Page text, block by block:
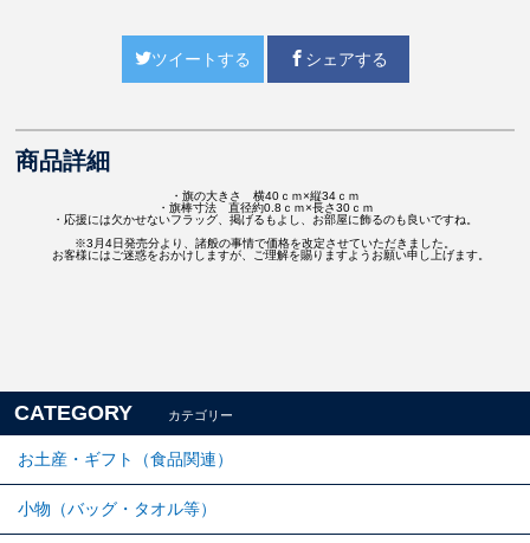
ツイートする シェアする
商品詳細
・旗の大きさ 横40ｃｍ×縦34ｃｍ
・旗棒寸法 直径約0.8ｃｍ×長さ30ｃｍ
・応援には欠かせないフラッグ、掲げるもよし、お部屋に飾るのも良いですね。
※3月4日発売分より、諸般の事情で価格を改定させていただきました。
お客様にはご迷惑をおかけしますが、ご理解を賜りますようお願い申し上げます。
CATEGORY カテゴリー
お土産・ギフト（食品関連）
小物（バッグ・タオル等）